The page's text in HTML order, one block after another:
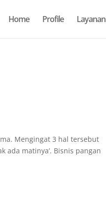
Home Profile Layanan
Mengingat 3 hal tersebut
ada matinya’. Bisnis pangan